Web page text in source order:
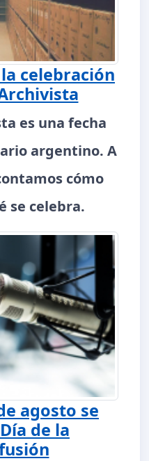
celebración
es una fecha
argentino. A
cómo
se celebra.
agosto se
de la